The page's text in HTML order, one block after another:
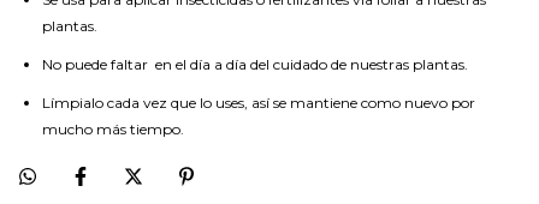
plantas.
No puede faltar en el día a día del cuidado de nuestras plantas.
Límpialo cada vez que lo uses, así se mantiene como nuevo por
mucho más tiempo.